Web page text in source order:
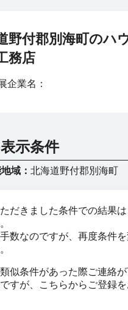
野付郡別海町のハ
務店
企業名：
示条件
域： 北海道野付郡別海町
だきました条件での結果
数なのですが、再度条件
似条件があった際ご連絡
すが、こちらからご登録